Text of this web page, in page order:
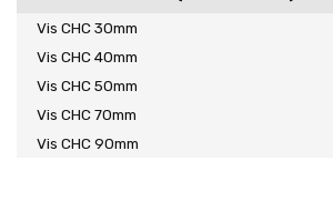
Vis CHC 30mm
Vis CHC 40mm
Vis CHC 50mm
Vis CHC 70mm
Vis CHC 90mm